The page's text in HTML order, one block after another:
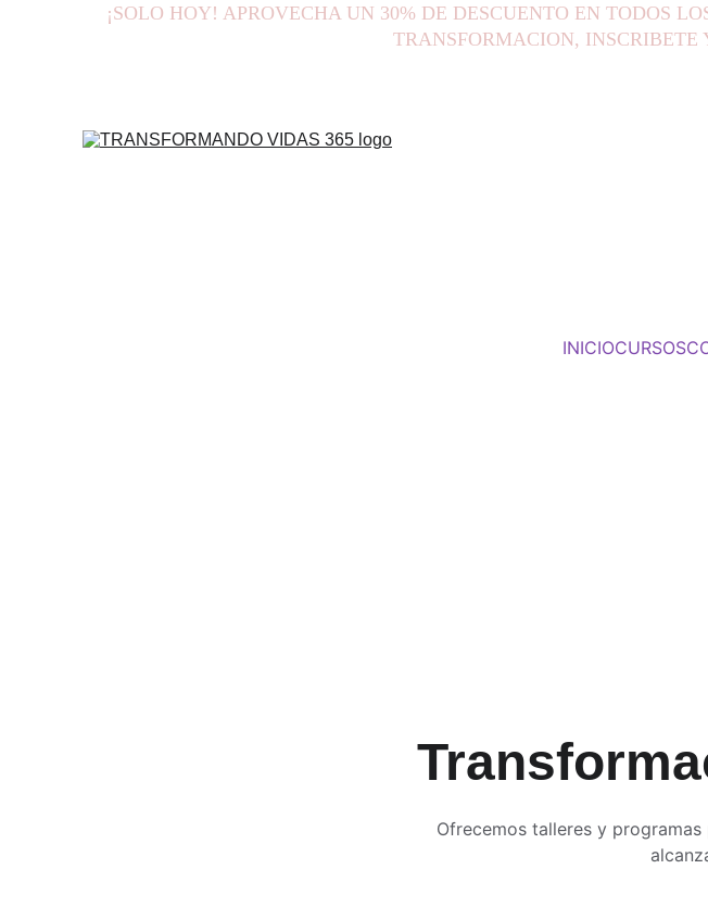
¡SOLO HOY! APROVECHA UN 30% DE DESCUENTO EN TODOS
TRANSFORMACION, INSCRIBETE
INICIOCURSOS
Ofrecemos talleres y